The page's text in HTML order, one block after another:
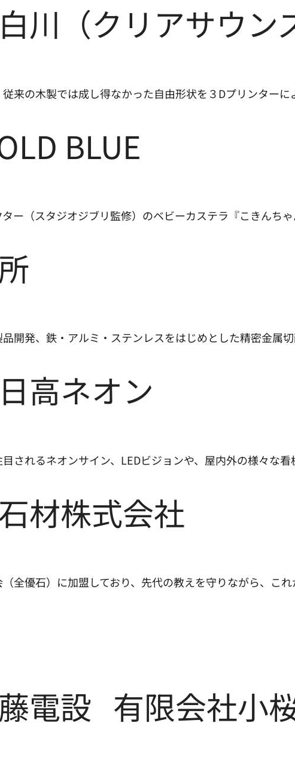
川（クリアサウン
来の木製では成し得なかった自由形状を３Dプリンター
BLUE
ー（スタジオジブリ監修）のベビーカステラ『こきんち
開発、鉄・アルミ・ステンレスをはじめとした精密金属
高ネオン
されるネオンサイン、LEDビジョンや、屋内外の様々な
材株式会社
全優石）に加盟しており、先代の教えを守りながら、こ
電設 有限会社小